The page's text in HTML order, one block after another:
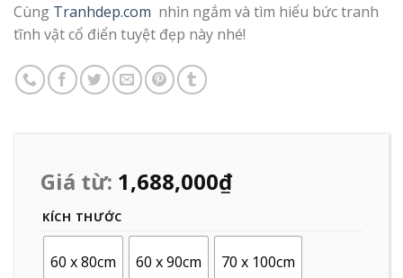
Cùng Tranhdep.com nhìn ngắm và tìm hiểu bức tranh
tĩnh vật cổ điển tuyệt đẹp này nhé!
Giá từ: 1,688,000₫
KÍCH THƯỚC
60 x 80cm 60 x 90cm 70 x 100cm